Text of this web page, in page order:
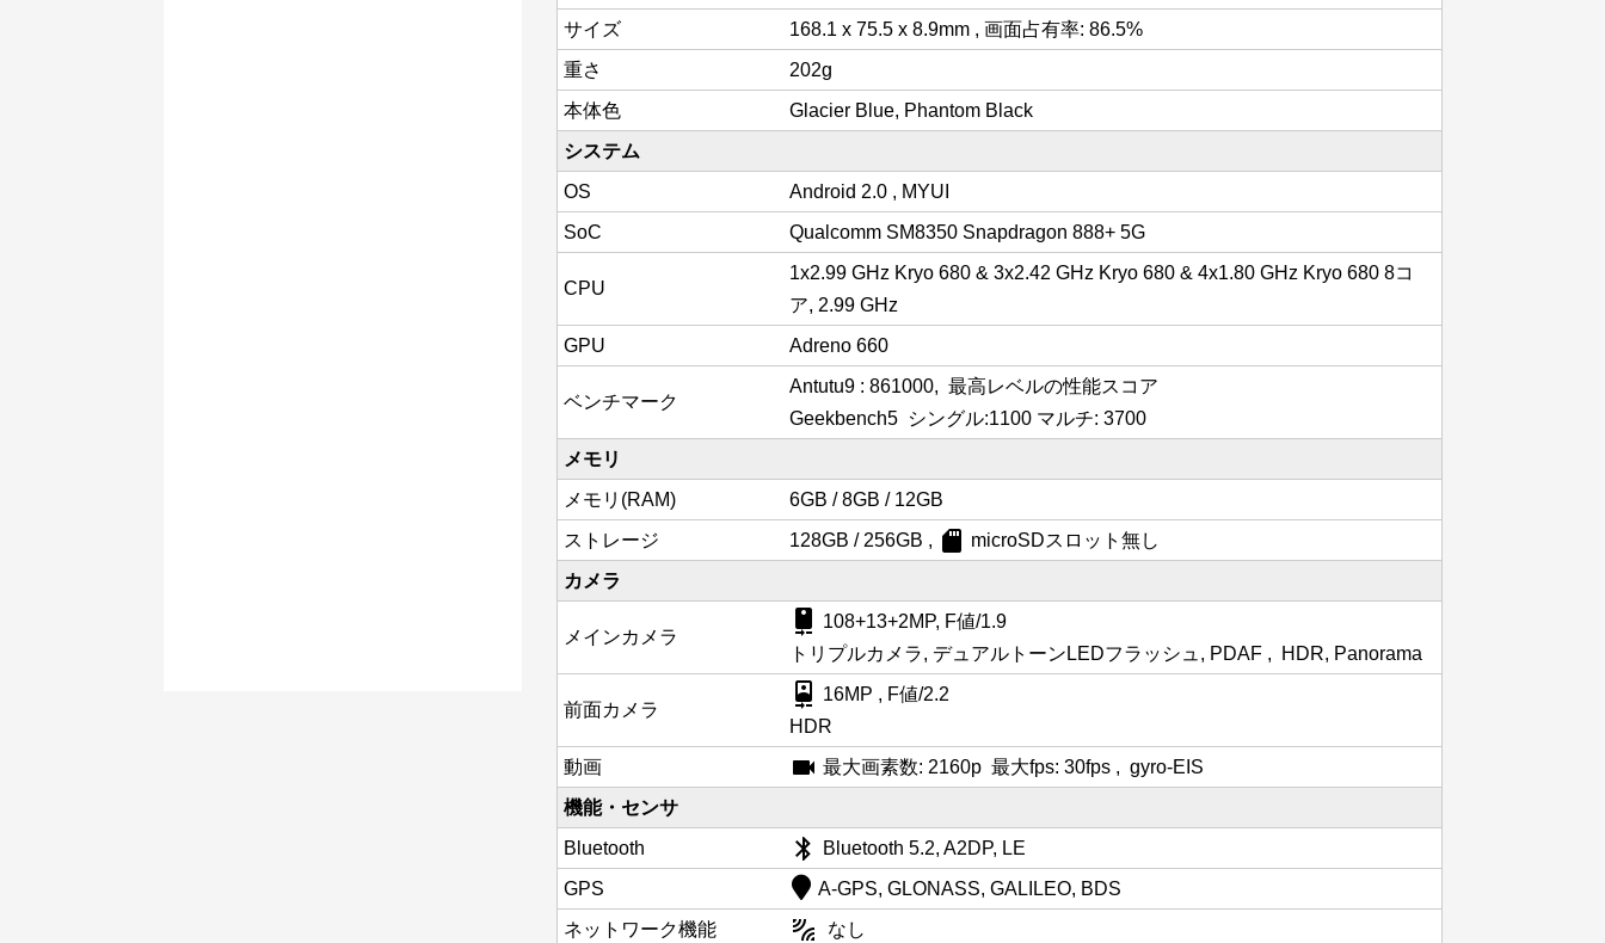
サイズ
168.1 x 75.5 x 8.9mm , 画面占有率: 86.5%
重さ
202g
本体色
Glacier Blue, Phantom Black
システム
OS
Android 2.0 , MYUI
SoC
Qualcomm SM8350 Snapdragon 888+ 5G
CPU
1x2.99 GHz Kryo 680 & 3x2.42 GHz Kryo 680 & 4x1.80 GHz Kryo 680 8コ
ア, 2.99 GHz
GPU
Adreno 660
ベンチマーク
Antutu9 : 861000, 最高レベルの性能スコア
Geekbench5 シングル:1100 マルチ: 3700
メモリ
メモリ(RAM)
6GB / 8GB / 12GB
ストレージ
128GB / 256GB , sd_card microSDスロット無し
カメラ
メインカメラ
camera_rear 108+13+2MP, F値/1.9
トリプルカメラ, デュアルトーンLEDフラッシュ, PDAF , HDR, Panorama
前面カメラ
camera_front 16MP , F値/2.2
HDR
動画
videocam 最大画素数: 2160p 最大fps: 30fps , gyro-EIS
機能・センサ
Bluetooth
bluetooth
Bluetooth 5.2, A2DP, LE
GPS
A-GPS, GLONASS, GALILEO, BDS
ネットワーク機能
leak_add
なし